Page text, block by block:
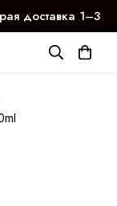
доставка 1–3